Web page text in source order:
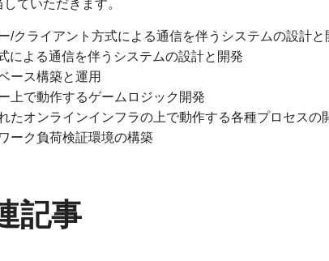
ていただきます。
/クライアント方式による通信を伴うシステムの設計と
による通信を伴うシステムの設計と開発
ース構築と運用
上で動作するゲームロジック開発
たオンラインインフラの上で動作する各種プロセスの
ーク負荷検証環境の構築
記事